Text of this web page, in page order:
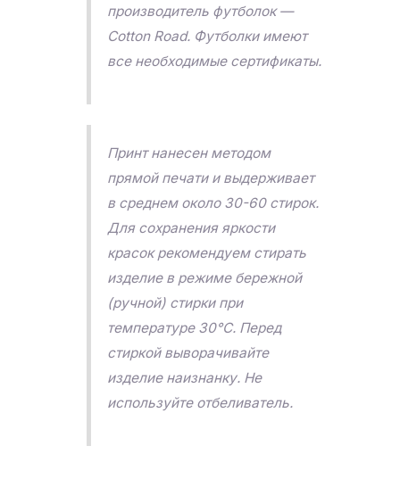
производитель футболок —
Cotton Road. Футболки имеют
все необходимые сертификаты.
Принт нанесен методом
прямой печати и выдерживает
в среднем около 30-60 стирок.
Для сохранения яркости
красок рекомендуем стирать
изделие в режиме бережной
(ручной) стирки при
температуре 30°C. Перед
стиркой выворачивайте
изделие наизнанку. Не
используйте отбеливатель.